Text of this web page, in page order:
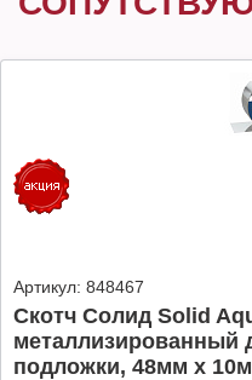
Артикул: 848467
Скотч Солид Solid
металлизированный
подложки, 48мм х 10м